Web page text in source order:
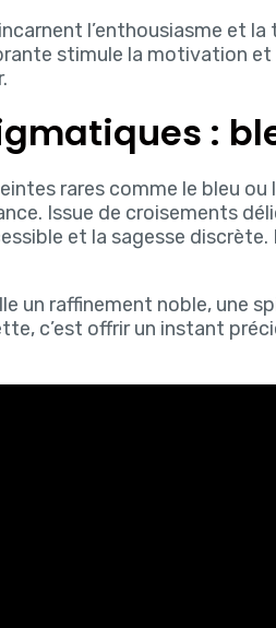
l’enthousiasme et
stimule la motivation
:
rares comme le bleu
Issue de croisements
et la sagesse discrète.
un raffinement noble, une
c’est offrir un instant